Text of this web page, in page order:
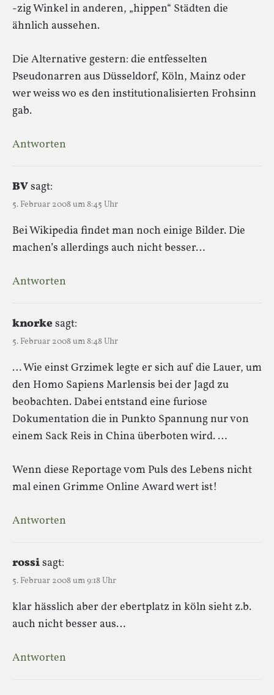
-zig Winkel in anderen, „hippen“ Städten die
ähnlich aussehen.
Die Alternative gestern: die entfesselten
Pseudonarren aus Düsseldorf, Köln, Mainz oder
wer weiss wo es den institutionalisierten Frohsinn
gab.
Antworten
BVsagt:
5. Februar 2008 um 8:45 Uhr
Bei Wikipedia findet man noch einige Bilder. Die
machen’s allerdings auch nicht besser…
Antworten
knorkesagt:
5. Februar 2008 um 8:48 Uhr
… Wie einst Grzimek legte er sich auf die Lauer, um
den Homo Sapiens Marlensis bei der Jagd zu
beobachten. Dabei entstand eine furiose
Dokumentation die in Punkto Spannung nur von
einem Sack Reis in China überboten wird. …
Wenn diese Reportage vom Puls des Lebens nicht
mal einen Grimme Online Award wert ist!
Antworten
r0ssisagt:
5. Februar 2008 um 9:18 Uhr
klar hässlich aber der ebertplatz in köln sieht z.b.
auch nicht besser aus…
Antworten